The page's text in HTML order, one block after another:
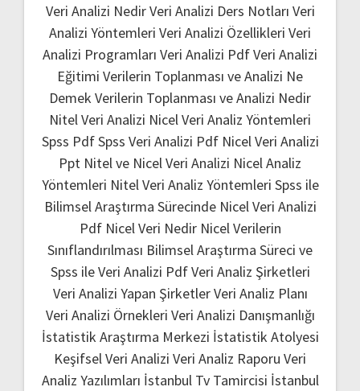
Veri Analizi NedirVeri Analizi Ders Notları Veri
Analizi Yöntemleri Veri Analizi Özellikleri Veri
Analizi Programları Veri Analizi PdfVeri Analizi
Eğitimi Verilerin Toplanması ve Analizi Ne
Demek Verilerin Toplanması ve Analizi Nedir
Nitel Veri Analizi Nicel Veri Analiz Yöntemleri
Spss PdfSpss Veri Analizi Pdf Nicel Veri Analizi
Ppt Nitel ve Nicel Veri Analizi Nicel Analiz
Yöntemleri Nitel Veri Analiz Yöntemleri Spss ile
Bilimsel Araştırma Sürecinde Nicel Veri Analizi
Pdf Nicel Veri Nedir Nicel Verilerin
Sınıflandırılması Bilimsel Araştırma Süreci ve
Spss ile Veri Analizi PdfVeri Analiz Şirketleri
Veri Analizi Yapan ŞirketlerVeri Analiz Planı
Veri Analizi Örnekleri Veri Analizi Danışmanlığı
İstatistik Araştırma Merkezi İstatistik Atolyesi
Keşifsel Veri Analizi Veri Analiz Raporu Veri
Analiz Yazılımları İstanbul Tv Tamircisi İstanbul